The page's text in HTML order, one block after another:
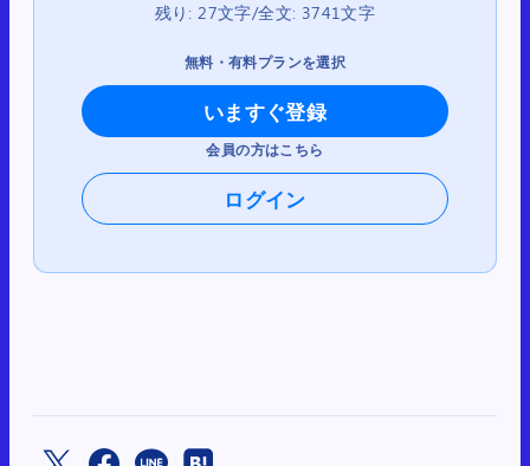
残り: 27文字/全文: 3741文字
無料・有料プランを選択
いますぐ登録
会員の方はこちら
ログイン